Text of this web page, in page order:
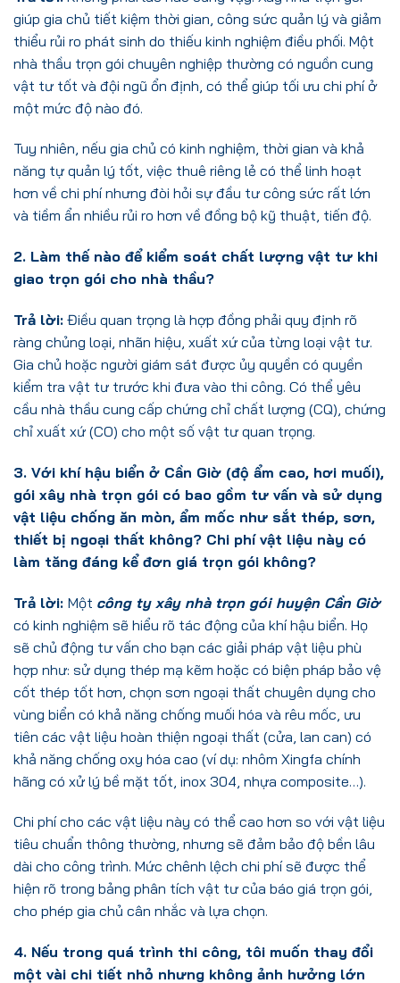
giúp gia chủ tiết kiệm thời gian, công sức quản lý và giảm
thiểu rủi ro phát sinh do thiếu kinh nghiệm điều phối. Một
nhà thầu trọn gói chuyên nghiệp thường có nguồn cung
vật tư tốt và đội ngũ ổn định, có thể giúp tối ưu chi phí ở
một mức độ nào đó.
Tuy nhiên, nếu gia chủ có kinh nghiệm, thời gian và khả
năng tự quản lý tốt, việc thuê riêng lẻ có thể linh hoạt
hơn về chi phí nhưng đòi hỏi sự đầu tư công sức rất lớn
và tiềm ẩn nhiều rủi ro hơn về đồng bộ kỹ thuật, tiến độ.
2. Làm thế nào để kiểm soát chất lượng vật tư khi
giao trọn gói cho nhà thầu?
Trả lời: Điều quan trọng là hợp đồng phải quy định rõ
ràng chủng loại, nhãn hiệu, xuất xứ của từng loại vật tư.
Gia chủ hoặc người giám sát được ủy quyền có quyền
kiểm tra vật tư trước khi đưa vào thi công. Có thể yêu
cầu nhà thầu cung cấp chứng chỉ chất lượng (CQ), chứng
chỉ xuất xứ (CO) cho một số vật tư quan trọng.
3. Với khí hậu biển ở Cần Giờ (độ ẩm cao, hơi muối),
gói xây nhà trọn gói có bao gồm tư vấn và sử dụng
vật liệu chống ăn mòn, ẩm mốc như sắt thép, sơn,
thiết bị ngoại thất không? Chi phí vật liệu này có
làm tăng đáng kể đơn giá trọn gói không?
Trả lời: Một công ty xây nhà trọn gói huyện Cần Giờ
có kinh nghiệm sẽ hiểu rõ tác động của khí hậu biển. Họ
sẽ chủ động tư vấn cho bạn các giải pháp vật liệu phù
hợp như: sử dụng thép mạ kẽm hoặc có biện pháp bảo vệ
cốt thép tốt hơn, chọn sơn ngoại thất chuyên dụng cho
vùng biển có khả năng chống muối hóa và rêu mốc, ưu
tiên các vật liệu hoàn thiện ngoại thất (cửa, lan can) có
khả năng chống oxy hóa cao (ví dụ: nhôm Xingfa chính
hãng có xử lý bề mặt tốt, inox 304, nhựa composite…).
Chi phí cho các vật liệu này có thể cao hơn so với vật liệu
tiêu chuẩn thông thường, nhưng sẽ đảm bảo độ bền lâu
dài cho công trình. Mức chênh lệch chi phí sẽ được thể
hiện rõ trong bảng phân tích vật tư của báo giá trọn gói,
cho phép gia chủ cân nhắc và lựa chọn.
4. Nếu trong quá trình thi công, tôi muốn thay đổi
một vài chi tiết nhỏ nhưng không ảnh hưởng lớn